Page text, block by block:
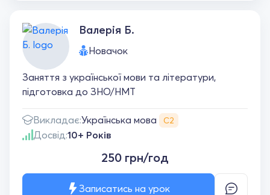
Валерія Б.
Новачок
Заняття з української мови та літератури,
підготовка до ЗНО/НМТ
Викладає:Українська мова С2
Досвід:10+ Років
250 грн/год
Записатись на урок